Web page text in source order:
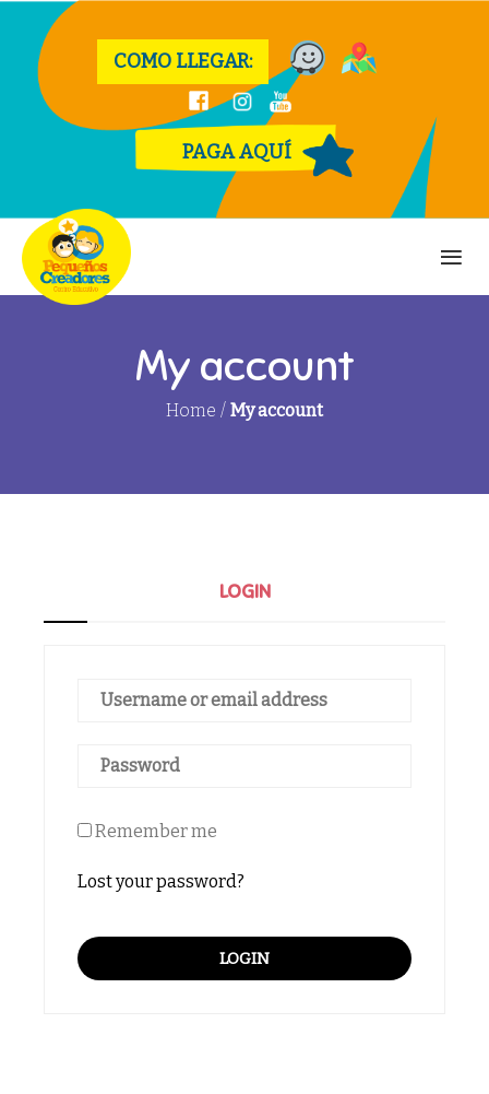
COMO LLEGAR:
PAGA AQUÍ
My account
Home / My account
LOGIN
Remember me
Lost your password?